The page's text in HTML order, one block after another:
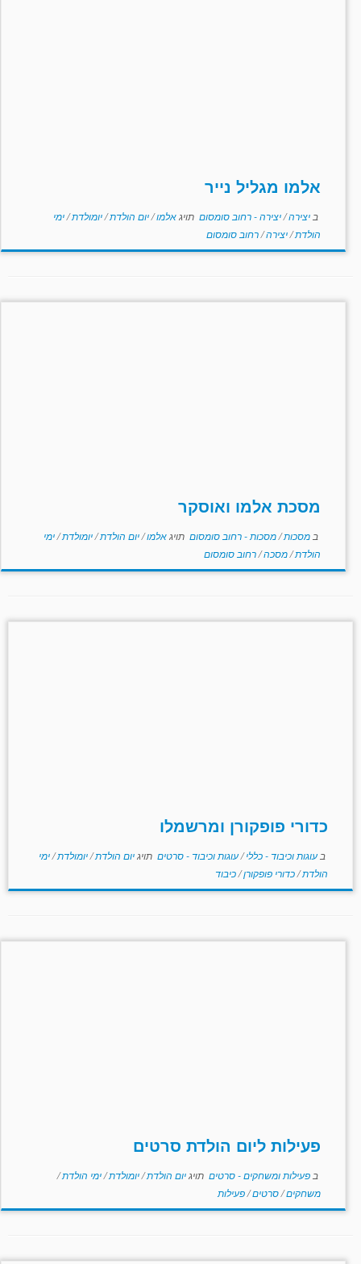
אלמו מגליל נייר
ב יצירה/יצירה - רחוב סומסום תויגאלמו/יום הולדת/יומולדת/ימי
הולדת/יצירה/רחוב סומסום
מסכת אלמו ואוסקר
ב מסכות/מסכות - רחוב סומסום תויגאלמו/יום הולדת/יומולדת/ימי
הולדת/מסכה/רחוב סומסום
כדורי פופקורן ומרשמלו
ב עוגות וכיבוד - כללי/עוגות וכיבוד - סרטים תויגיום הולדת/יומולדת/ימי
הולדת/כדורי פופקורן/כיבוד
פעילות ליום הולדת סרטים
ב פעילות ומשחקים - סרטים תויגיום הולדת/יומולדת/ימי הולדת/
משחקים/סרטים/פעילות